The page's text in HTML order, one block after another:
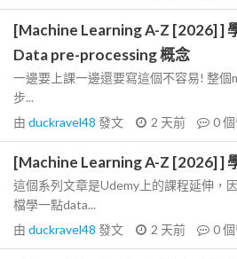
[Machine Learning A-Z [2026] ]
Data pre-processing 概念
一邊要上課一邊還要寫這個不容易! 整個
步...
由 duckravel48 發文 2 天前 0
[Machine Learning A-Z [2026] ]
這個系列文章是Udemy上的課程延伸，
檔學一點data...
由 duckravel48 發文 2 天前 0